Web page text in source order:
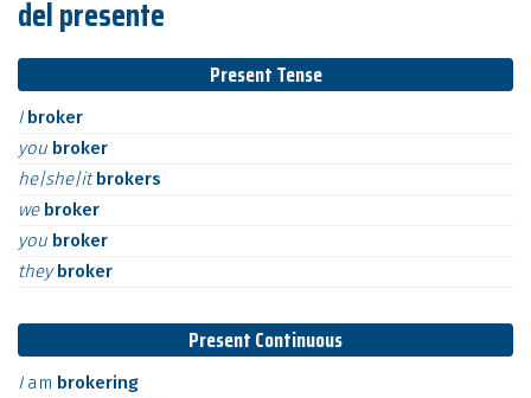
del presente
Present Tense
I broker
you broker
he|she|itbrokers
we broker
you broker
theybroker
Present Continuous
I am brokering